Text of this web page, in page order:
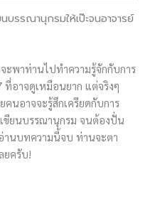
บรรณานุกรมให้เป๊ะจนอาจารย์
พาท่านไปทำความรู้จักกับการ
อาจดูเหมือนยาก แต่จริงๆ
นอาจจะรู้สึกเครียดกับการ
ขียนบรรณานุกรม จนต้องปั่น
านบทความนี้จบ ท่านจะตา
ยครับ!